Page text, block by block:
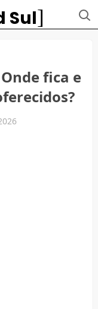
Sul
fica e